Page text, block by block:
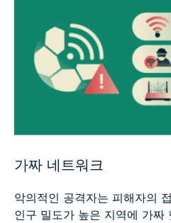
가짜 네트워크
악의적인 공격자는 피해자의
인구 밀도가 높은 지역에 가짜